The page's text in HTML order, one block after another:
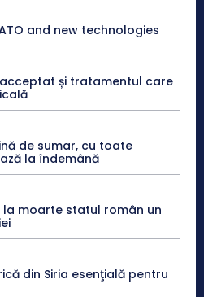
and new technologies
și tratamentul care
de sumar, cu toate
la îndemână
moarte statul român un
din Siria esenţială pentru